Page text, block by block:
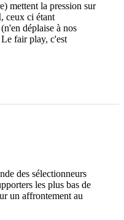
mettent la pression sur
ceux ci étant
déplaise à nos
fair play, c'est
des sélectionneurs
les plus bas de
un affrontement au